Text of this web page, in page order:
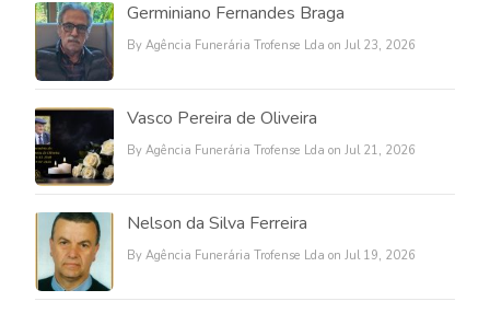
Germiniano Fernandes Braga
By Agência Funerária Trofense Lda on Jul 23, 2026
Vasco Pereira de Oliveira
By Agência Funerária Trofense Lda on Jul 21, 2026
Nelson da Silva Ferreira
By Agência Funerária Trofense Lda on Jul 19, 2026